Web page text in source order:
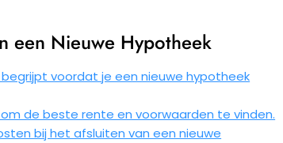
een Nieuwe Hypotheek
voordat je een nieuwe hypotheek
de beste rente en voorwaarden te vinden.
bij het afsluiten van een nieuwe